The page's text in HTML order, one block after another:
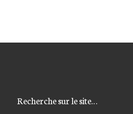
Recherche sur le site…